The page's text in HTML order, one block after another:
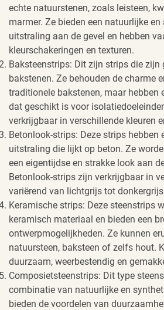
echte natuurstenen, zoals leisteen,
marmer. Ze bieden een natuurlijke en
uitstraling aan de gevel en hebben
kleurschakeringen en texturen.
Baksteenstrips: Dit zijn strips die zijn
bakstenen. Ze behouden de charme
traditionele bakstenen, maar hebben
dat geschikt is voor
verkrijgbaar in verschillende kleuren
Betonlook-strips: Deze strips hebben
uitstraling die lijkt op beton. Ze
een eigentijdse en strakke look aan
Betonlook-strips zijn verkrijgbaar in
variërend van lichtgrijs tot
Keramische strips: Deze steenstrips
keramisch materiaal en bieden een
ontwerpmogelijkheden. Ze kunnen
natuursteen, baksteen of zelfs hout.
duurzaam, weerbestendig en
Composietsteenstrips: Dit type
combinatie van natuurlijke en
bieden de voordelen van